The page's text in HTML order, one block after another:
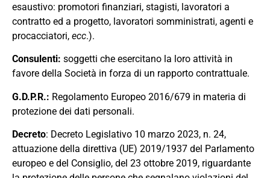
esaustivo: promotori finanziari, stagisti, lavoratori a
contratto ed a progetto, lavoratori somministrati, agenti e
procacciatori, ecc.).
Consulenti: soggetti che esercitano la loro attività in
favore della Società in forza di un rapporto contrattuale.
G.D.P.R.: Regolamento Europeo 2016/679 in materia di
protezione dei dati personali.
Decreto: Decreto Legislativo 10 marzo 2023, n. 24,
attuazione della direttiva (UE) 2019/1937 del Parlamento
europeo e del Consiglio, del 23 ottobre 2019, riguardante